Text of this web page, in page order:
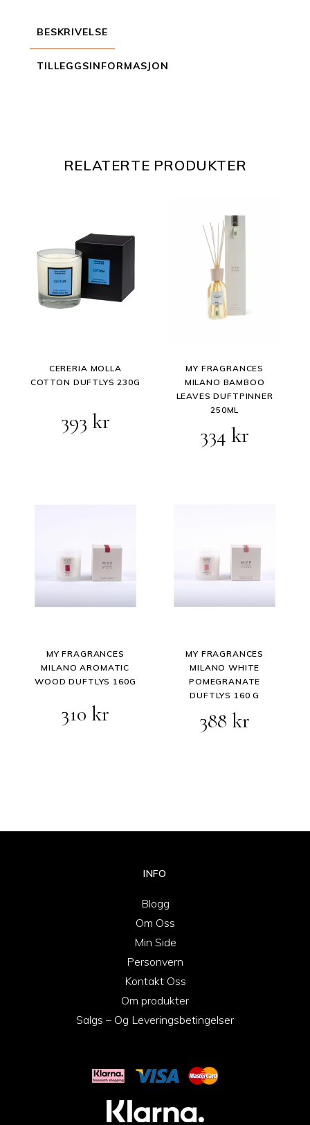
BESKRIVELSE
TILLEGGSINFORMASJON
RELATERTE PRODUKTER
CERERIA MOLLA
COTTON DUFTLYS 230G
393 kr
MY FRAGRANCES
MILANO BAMBOO
LEAVES DUFTPINNER
250ML
Opprinnelig
334kr
MY FRAGRANCES
MILANO AROMATIC
WOOD DUFTLYS 160G
Opprinnelig
310kr Nåværende
MY FRAGRANCES
MILANO WHITE
POMEGRANATE
DUFTLYS 160 G
388kr
INFO
Blogg
Om Oss
Min Side
Personvern
Kontakt Oss
Om produkter
Salgs – Og Leveringsbetingelser